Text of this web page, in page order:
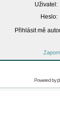
Uživatel:
Heslo:
Přihlásit mě
Powered by